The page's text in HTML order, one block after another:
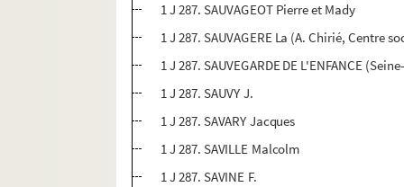
1 J 287. SAUVAGEOT Pierre et Mady
1 J 287. SAUVAGERE La (A. Chirié, Centre
1 J 287. SAUVEGARDE DE L'ENFANCE
1 J 287. SAUVY J.
1 J 287. SAVARY Jacques
1 J 287. SAVILLE Malcolm
1 J 287. SAVINE F.